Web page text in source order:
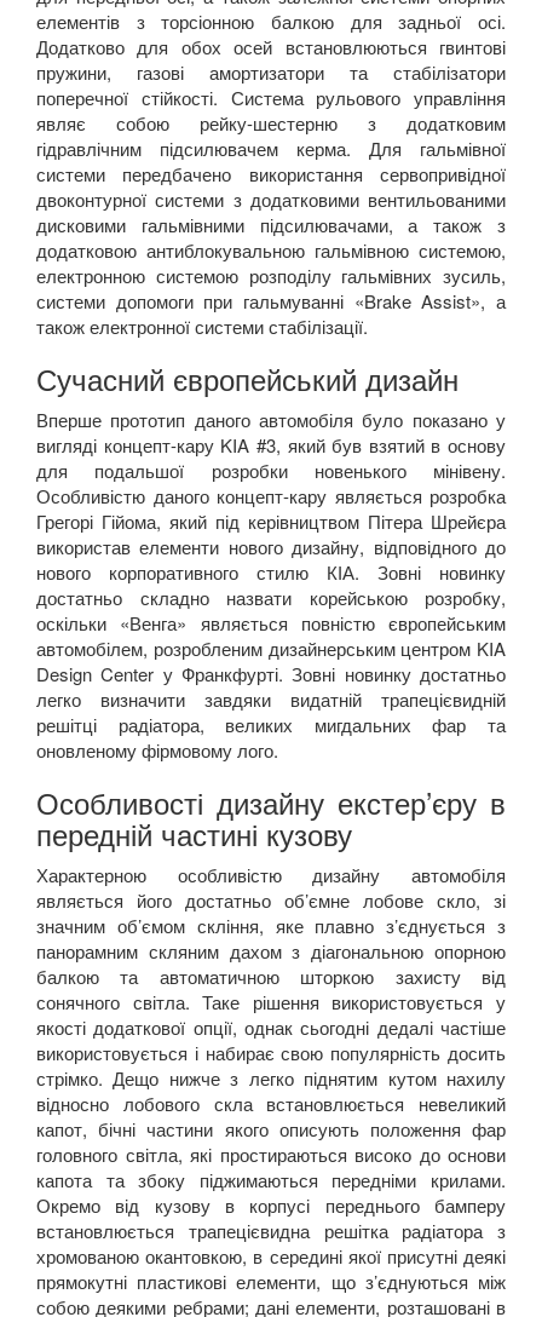
елементів з торсіонною балкою для задньої осі.
Додатково для обох осей встановлюються гвинтові
пружини, газові амортизатори та стабілізатори
поперечної стійкості. Система рульового управління
являє собою рейку-шестерню з додатковим
гідравлічним підсилювачем керма. Для гальмівної
системи передбачено використання сервопривідної
двоконтурної системи з додатковими вентильованими
дисковими гальмівними підсилювачами, а також з
додатковою антиблокувальною гальмівною системою,
електронною системою розподілу гальмівних зусиль,
системи допомоги при гальмуванні «Brake Assist», а
також електронної системи стабілізації.
Сучасний європейський дизайн
Вперше прототип даного автомобіля було показано у
вигляді концепт-кару KIA #3, який був взятий в основу
для подальшої розробки новенького мінівену.
Особливістю даного концепт-кару являється розробка
Грегорі Гійома, який під керівництвом Пітера Шрейєра
використав елементи нового дизайну, відповідного до
нового корпоративного стилю КІА. Зовні новинку
достатньо складно назвати корейською розробку,
оскільки «Венга» являється повністю європейським
автомобілем, розробленим дизайнерським центром KIA
Design Center у Франкфурті. Зовні новинку достатньо
легко визначити завдяки видатній трапецієвидній
решітці радіатора, великих мигдальних фар та
оновленому фірмовому лого.
Особливості дизайну екстер’єру в
передній частині кузову
Характерною особливістю дизайну автомобіля
являється його достатньо об’ємне лобове скло, зі
значним об’ємом скління, яке плавно з’єднується з
панорамним скляним дахом з діагональною опорною
балкою та автоматичною шторкою захисту від
сонячного світла. Таке рішення використовується у
якості додаткової опції, однак сьогодні дедалі частіше
використовується і набирає свою популярність досить
стрімко. Дещо нижче з легко піднятим кутом нахилу
відносно лобового скла встановлюється невеликий
капот, бічні частини якого описують положення фар
головного світла, які простираються високо до основи
капота та збоку піджимаються передніми крилами.
Окремо від кузову в корпусі переднього бамперу
встановлюється трапецієвидна решітка радіатора з
хромованою окантовкою, в середині якої присутні деякі
прямокутні пластикові елементи, що з’єднуються між
собою деякими ребрами; дані елементи, розташовані в